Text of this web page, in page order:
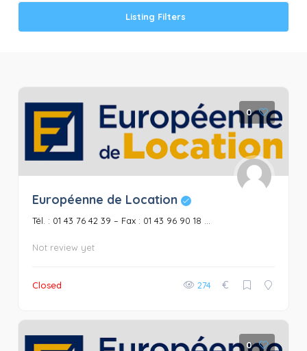
Listing Filters
0
Européenne de Location
Tél. : 01 43 76 42 39 – Fax : 01 43 96 90 18 ...
Not review yet
Closed 274 €
0